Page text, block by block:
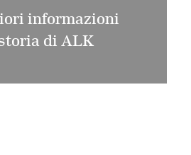
informazioni
di ALK